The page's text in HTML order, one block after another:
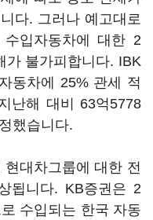
다. 그러나 예고대로
입자동차에 대한 2
가 불가피합니다. IBK
동차에 25% 관세 적
난해 대비 63억5778
했습니다.
대차그룹에 대한 전
됩니다. KB증권은 2
수입되는 한국 자동